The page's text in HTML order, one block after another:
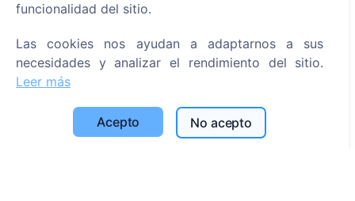
SIA "CEMETY", LV40103618951
371 29144816
info@cemety.lv
funcionalidad del sitio.
Las cookies nos ayudan a adaptarnos a sus
necesidades y analizar el rendimiento del sitio.
Leer más
Acepto No acepto